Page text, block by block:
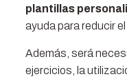
plantillas
ayuda para reducir el
Además, será
ejercicios, la